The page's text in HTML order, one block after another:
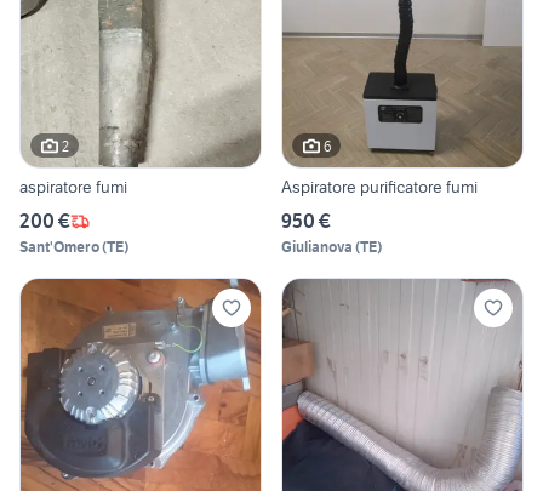
2
aspiratore fumi
200 €
Sant'Omero(TE)
6
Aspiratore purificatore fumi
950 €
Giulianova (TE)